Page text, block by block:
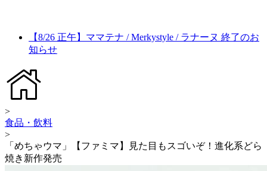
【8/26 正午】ママテナ / Merkystyle / ラナーヌ 終了のお
知らせ
>
食品・飲料
>
「めちゃウマ」【ファミマ】見た目もスゴいぞ！進化系どら
焼き新作発売